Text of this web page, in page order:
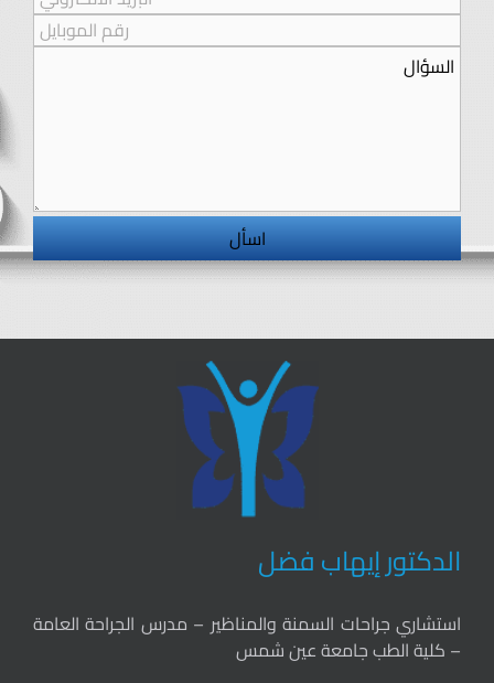
الدكتور إيهاب فضل
استشاري جراحات السمنة والمناظير – مدرس الجراحة العامة
– كلية الطب جامعة عين شمس